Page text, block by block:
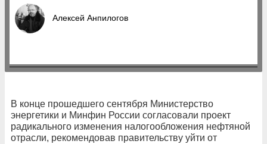
Алексей Анпилогов
В конце прошедшего сентября Министерство
энергетики и Минфин России согласовали проект
радикального изменения налогообложения нефтяной
отрасли, рекомендовав правительству уйти от